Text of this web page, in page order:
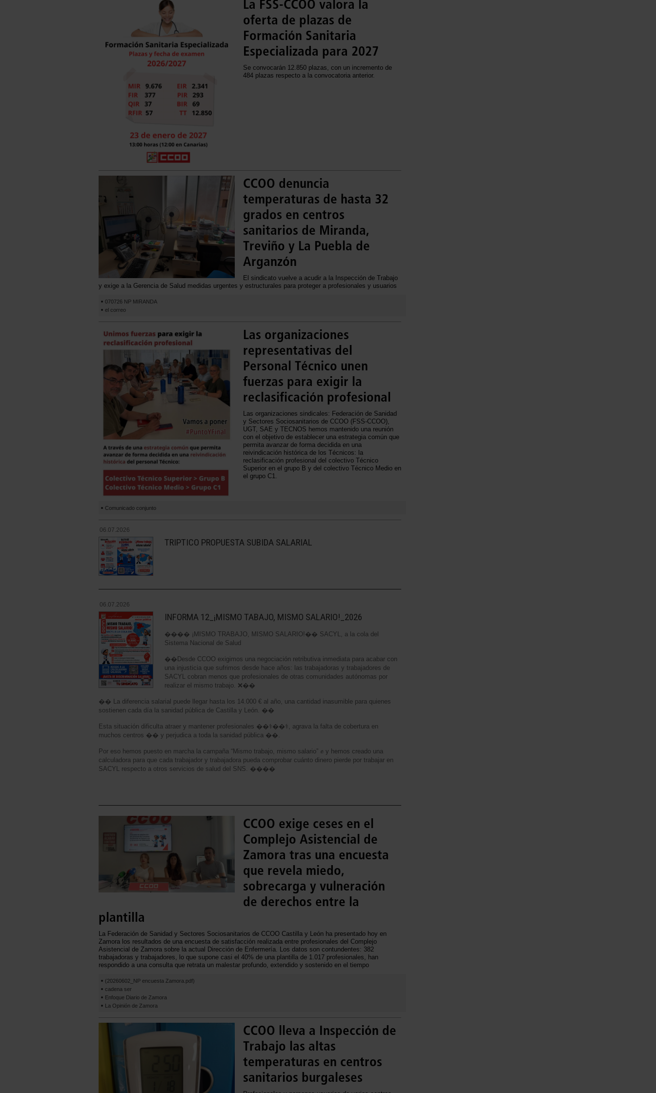
La FSS-CCOO valora la
oferta de plazas de
Formación Sanitaria
Especializada para 2027
Se convocarán 12.850 plazas, con un incremento de
484 plazas respecto a la convocatoria anterior.
CCOO denuncia
temperaturas de hasta 32
grados en centros
sanitarios de Miranda,
Treviño y La Puebla de
Arganzón
El sindicato vuelve a acudir a la Inspección de Trabajo
y exige a la Gerencia de Salud medidas urgentes y estructurales para proteger a profesionales y usuarios
070726 NP MIRANDA
el correo
Las organizaciones
representativas del
Personal Técnico unen
fuerzas para exigir la
reclasificación profesional
Las organizaciones sindicales: Federación de Sanidad
y Sectores Sociosanitarios de CCOO (FSS-CCOO),
UGT, SAE y TECNOS hemos mantenido una reunión
con el objetivo de establecer una estrategia común que
permita avanzar de forma decidida en una
reivindicación histórica de los Técnicos: la
reclasificación profesional del colectivo Técnico
Superior en el grupo B y del colectivo Técnico Medio en
el grupo C1.
Comunicado conjunto
06.07.2026
TRIPTICO PROPUESTA SUBIDA SALARIAL
06.07.2026
INFORMA 12_¡MISMO TABAJO, MISMO SALARIO!_2026
���� ¡MISMO TRABAJO, MISMO SALARIO!�� SACYL, a la cola del
Sistema Nacional de Salud
��Desde CCOO exigimos una negociación retributiva inmediata para acabar con
una injusticia que sufrimos desde hace años: las trabajadoras y trabajadores de
SACYL cobran menos que profesionales de otras comunidades autónomas por
realizar el mismo trabajo. ❌��
�� La diferencia salarial puede llegar hasta los 14.000 € al año, una cantidad inasumible para quienes
sostienen cada día la sanidad pública de Castilla y León. ��
Esta situación dificulta atraer y mantener profesionales ��‍⚕️��‍⚕️, agrava la falta de cobertura en
muchos centros �� y perjudica a toda la sanidad pública ��.
Por eso hemos puesto en marcha la campaña “Mismo trabajo, mismo salario” ✊ y hemos creado una
calculadora para que cada trabajador y trabajadora pueda comprobar cuánto dinero pierde por trabajar en
SACYL respecto a otros servicios de salud del SNS. ����
CCOO exige ceses en el
Complejo Asistencial de
Zamora tras una encuesta
que revela miedo,
sobrecarga y vulneración
de derechos entre la
plantilla
La Federación de Sanidad y Sectores Sociosanitarios de CCOO Castilla y León ha presentado hoy en
Zamora los resultados de una encuesta de satisfacción realizada entre profesionales del Complejo
Asistencial de Zamora sobre la actual Dirección de Enfermería. Los datos son contundentes: 382
trabajadoras y trabajadores, lo que supone casi el 40% de una plantilla de 1.017 profesionales, han
respondido a una consulta que retrata un malestar profundo, extendido y sostenido en el tiempo
(20260602_NP encuesta Zamora.pdf)
cadena ser
Enfoque Diario de Zamora
La Opinión de Zamora
CCOO lleva a Inspección de
Trabajo las altas
temperaturas en centros
sanitarios burgaleses